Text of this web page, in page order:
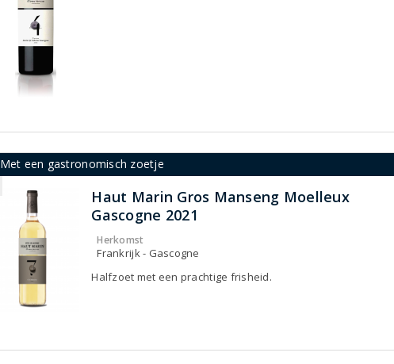
Met een gastronomisch zoetje
Haut Marin Gros Manseng Moelleux
Gascogne 2021
Herkomst
Frankrijk - Gascogne
Halfzoet met een prachtige frisheid.